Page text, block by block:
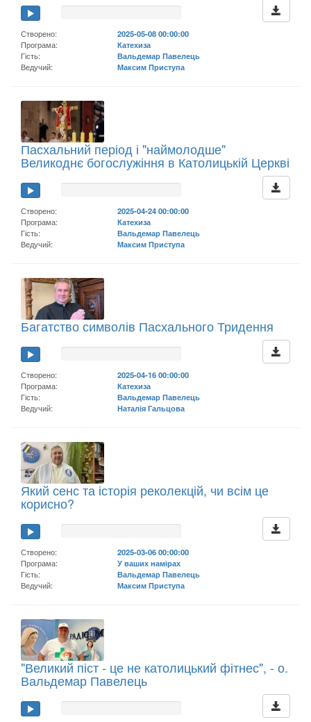
Створено:
2025-05-08 00:00:00
Програма:
Катехиза
Гість:
Вальдемар Павелець
Ведучий:
Максим Приступа
Пасхальний період і "наймолодше"
Великоднє богослужіння в Католицькій Церкві
Створено:
2025-04-24 00:00:00
Програма:
Катехиза
Гість:
Вальдемар Павелець
Ведучий:
Максим Приступа
Багатство символів Пасхального Тридення
Створено:
2025-04-16 00:00:00
Програма:
Катехиза
Гість:
Вальдемар Павелець
Ведучий:
Наталія Гальцова
Який сенс та історія реколекцій, чи всім це
корисно?
Створено:
2025-03-06 00:00:00
Програма:
У ваших намірах
Гість:
Вальдемар Павелець
Ведучий:
Максим Приступа
"Великий піст - це не католицький фітнес", - о.
Вальдемар Павелець